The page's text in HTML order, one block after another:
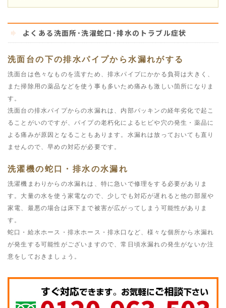
よくある洗面所･洗濯蛇口･排水のトラブル症状
洗面台の下の排水パイプから水漏れがする
洗面台は色々なものを流すため、排水パイプにかかる負荷は大きく、
また掃除用の薬品などを使う事も多いため痛みも激しい箇所になりま
す。
洗面台の排水パイプからの水漏れは、内部パッキンの経年劣化で起こ
ることがいのですが、パイプの老朽化によるヒビや穴の発生・薬品に
よる痛みが原因となることもあります。水漏れは放っておいても直り
ませんので、早めの対応が必要です。
洗濯機の蛇口・排水の水漏れ
洗濯機まわりからの水漏れは、特に急いで修理をする必要がありま
す。大量の水を使う家電なので、少しでも対応が遅れると他の部屋や
家電、最悪の場合は床下まで被害が広がってしまう可能性がありま
す。
蛇口・給水ホース・排水ホース・排水口など、様々な個所から水漏れ
が発生する可能性がございますので、常日頃水漏れの発生がないか注
意をしておきましょう。